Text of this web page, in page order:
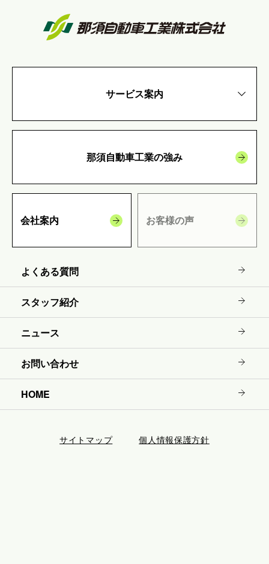
サービス案内
那須自動車工業の強み
会社案内 お客様の声
よくある質問
スタッフ紹介
ニュース
お問い合わせ
HOME
サイトマップ 個人情報保護方針